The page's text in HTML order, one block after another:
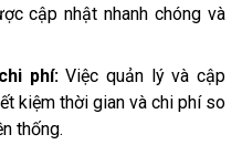
cập nhật nhanh chóng và
phí:Việc quản lý và cập
kiệm thời gian và chi phí so
thống.